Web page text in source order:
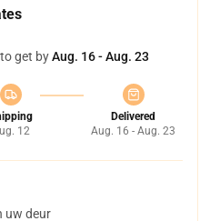
get byAug. 16 - Aug. 23
12
Delivered
Aug. 16 - Aug. 23
uw deur